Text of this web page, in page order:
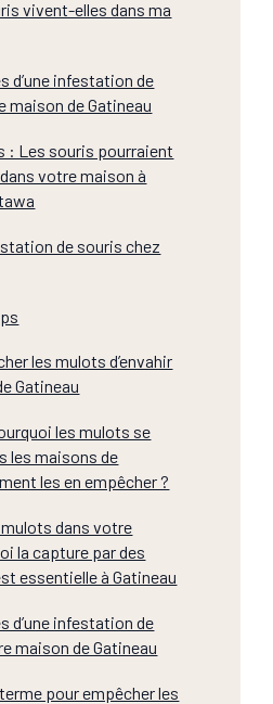
vivent-elles dans ma
d’une infestation de
maison de Gatineau
: Les souris pourraient
votre maison à
de souris chez
les mulots d’envahir
Gatineau
les mulots se
les maisons de
les en empêcher ?
dans votre
la capture par des
essentielle à Gatineau
d’une infestation de
maison de Gatineau
pour empêcher les